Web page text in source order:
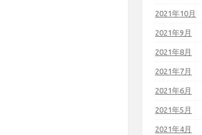
2021年10月
2021年9月
2021年8月
2021年7月
2021年6月
2021年5月
2021年4月